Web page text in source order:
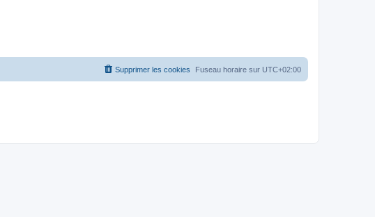
Fuseau horaire sur UTC+02:00
Supprimer les cookies